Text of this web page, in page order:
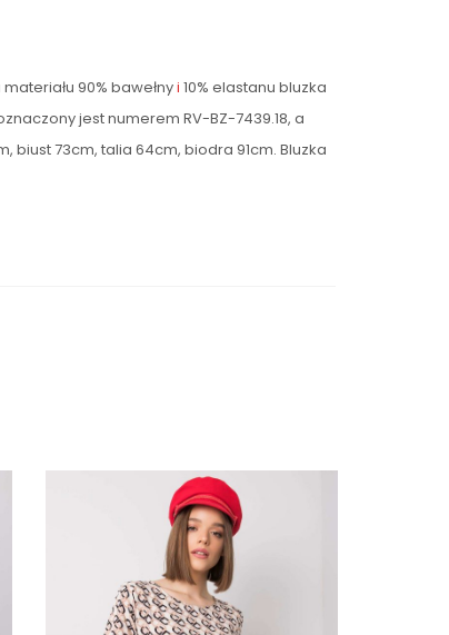
90% bawełnyi 10% elastanu bluzka
jest numerem RV-BZ-7439.18, a
biust 73cm, talia 64cm, biodra 91cm. Bluzka